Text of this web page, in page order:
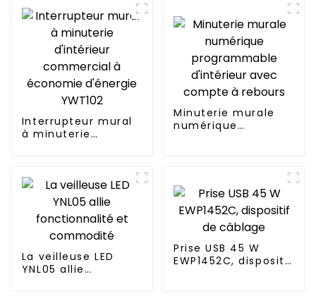
les bureaux et les
espaces
commerciaux
Interrupteur mural
à minuterie
économie d'énergie
YWT102
Minuterie murale
numérique
La veilleuse LED
YNL05 allie
Prise USB 45 W
EWP1452C, dispositif